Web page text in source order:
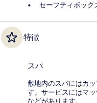
セーフティボック
特徴
スパ
敷地内のスパにはカ
す。サービスにはマ
などがあります。